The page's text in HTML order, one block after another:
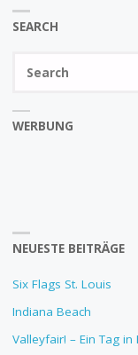
SEARCH
WERBUNG
NEUESTE BEITRÄGE
Six Flags St. Louis
Indiana Beach
Valleyfair! – Ein Tag